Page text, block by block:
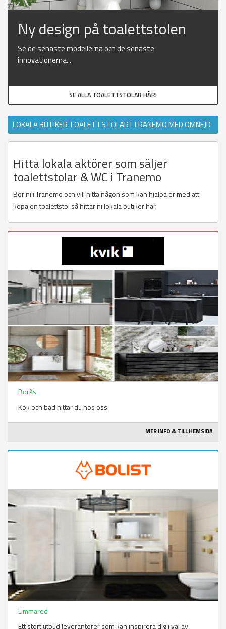
Ny design på toalettstolen
Se de senaste modellerna och de senaste
innovationerna...
SE ALLA TOALETTSTOLAR HÄR!
LOKALA BUTIKER TOALETTSTOLAR I TRANEMO MED OMNEJD
Hitta lokala aktörer som säljer
toalettstolar & WC i Tranemo
Bor ni i Tranemo och vill hitta någon som kan hjälpa er med att
köpa en toalettstol så hittar ni lokala butiker här.
Borås
Kök och bad hittar du hos oss
MER INFO & TILL HEMSIDA
Limmared
Ett stort utbud leverantörer som kan inspirera dig i val av